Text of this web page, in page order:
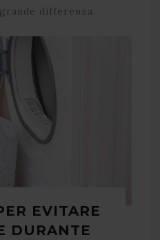
differenza.
EVITARE
DURANTE